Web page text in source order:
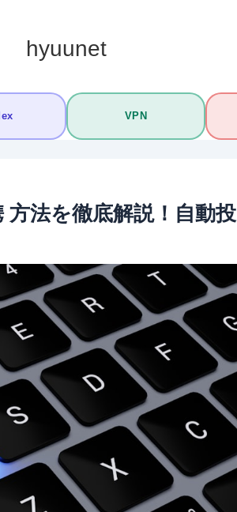
hyuunet
VPN
法を徹底解説！自動投